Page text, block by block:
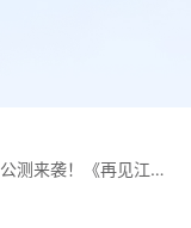
公测来袭！《再见江